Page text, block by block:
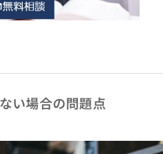
い場合の問題点